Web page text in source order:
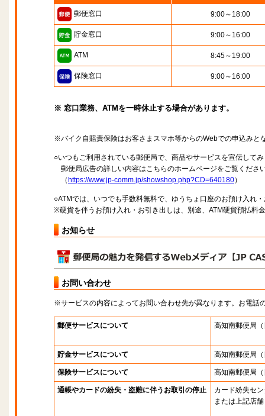
郵便窓口 9:00～18:00
貯金窓口 9:00～16:00
ATM 8:45～19:00
保険窓口 9:00～16:00
※ 窓口業務、ATMを一時休止する場合があります。
※バイク自賠責保険はお客さまスマホ等からのWebでの申込みと
○いつもご利用されている郵便局で、商品やサービスを宣伝して
郵便局広告の詳しい内容はこちらのホームページをご覧くださ
（ https://www.jp-comm.jp/showshop.php?CD=640180）
○ATMでは、いつでも手数料無料で、ゆうちょ口座のお預け入れ
※硬貨を伴うお預け入れ・お引き出しは、別途、ATM硬貨預払料
お知らせ
お問い合わせ
※サービスの内容によってお問い合わせ先が異なります。お電話
郵便サービスについて 高知南郵便局
貯金サービスについて 高知南郵便局
保険サービスについて 高知南郵便局
通帳やカードの紛失・盗難に伴うお取引の停止
カード紛失セ
または上記店舗